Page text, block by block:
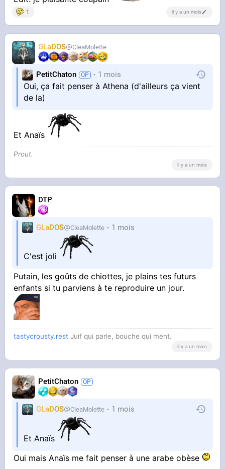
1 il y a un mois
GLaDOS CleaMolette
PetitChaton 1 mois
Oui, ça fait penser à Athena (d'ailleurs ça vient
de la)
Et Anaïs
Prout.
il y a un mois
DTP
GLaDOS CleaMolette 1 mois
C'est joli
Putain, les goûts de chiottes, je plains tes futurs
enfants si tu parviens à te reproduire un jour.
tastycrousty.rest Juif qui parle, bouche qui ment.
il y a un mois
PetitChaton
GLaDOS CleaMolette 1 mois
Et Anaïs
Oui mais Anaïs me fait penser à une arabe obèse